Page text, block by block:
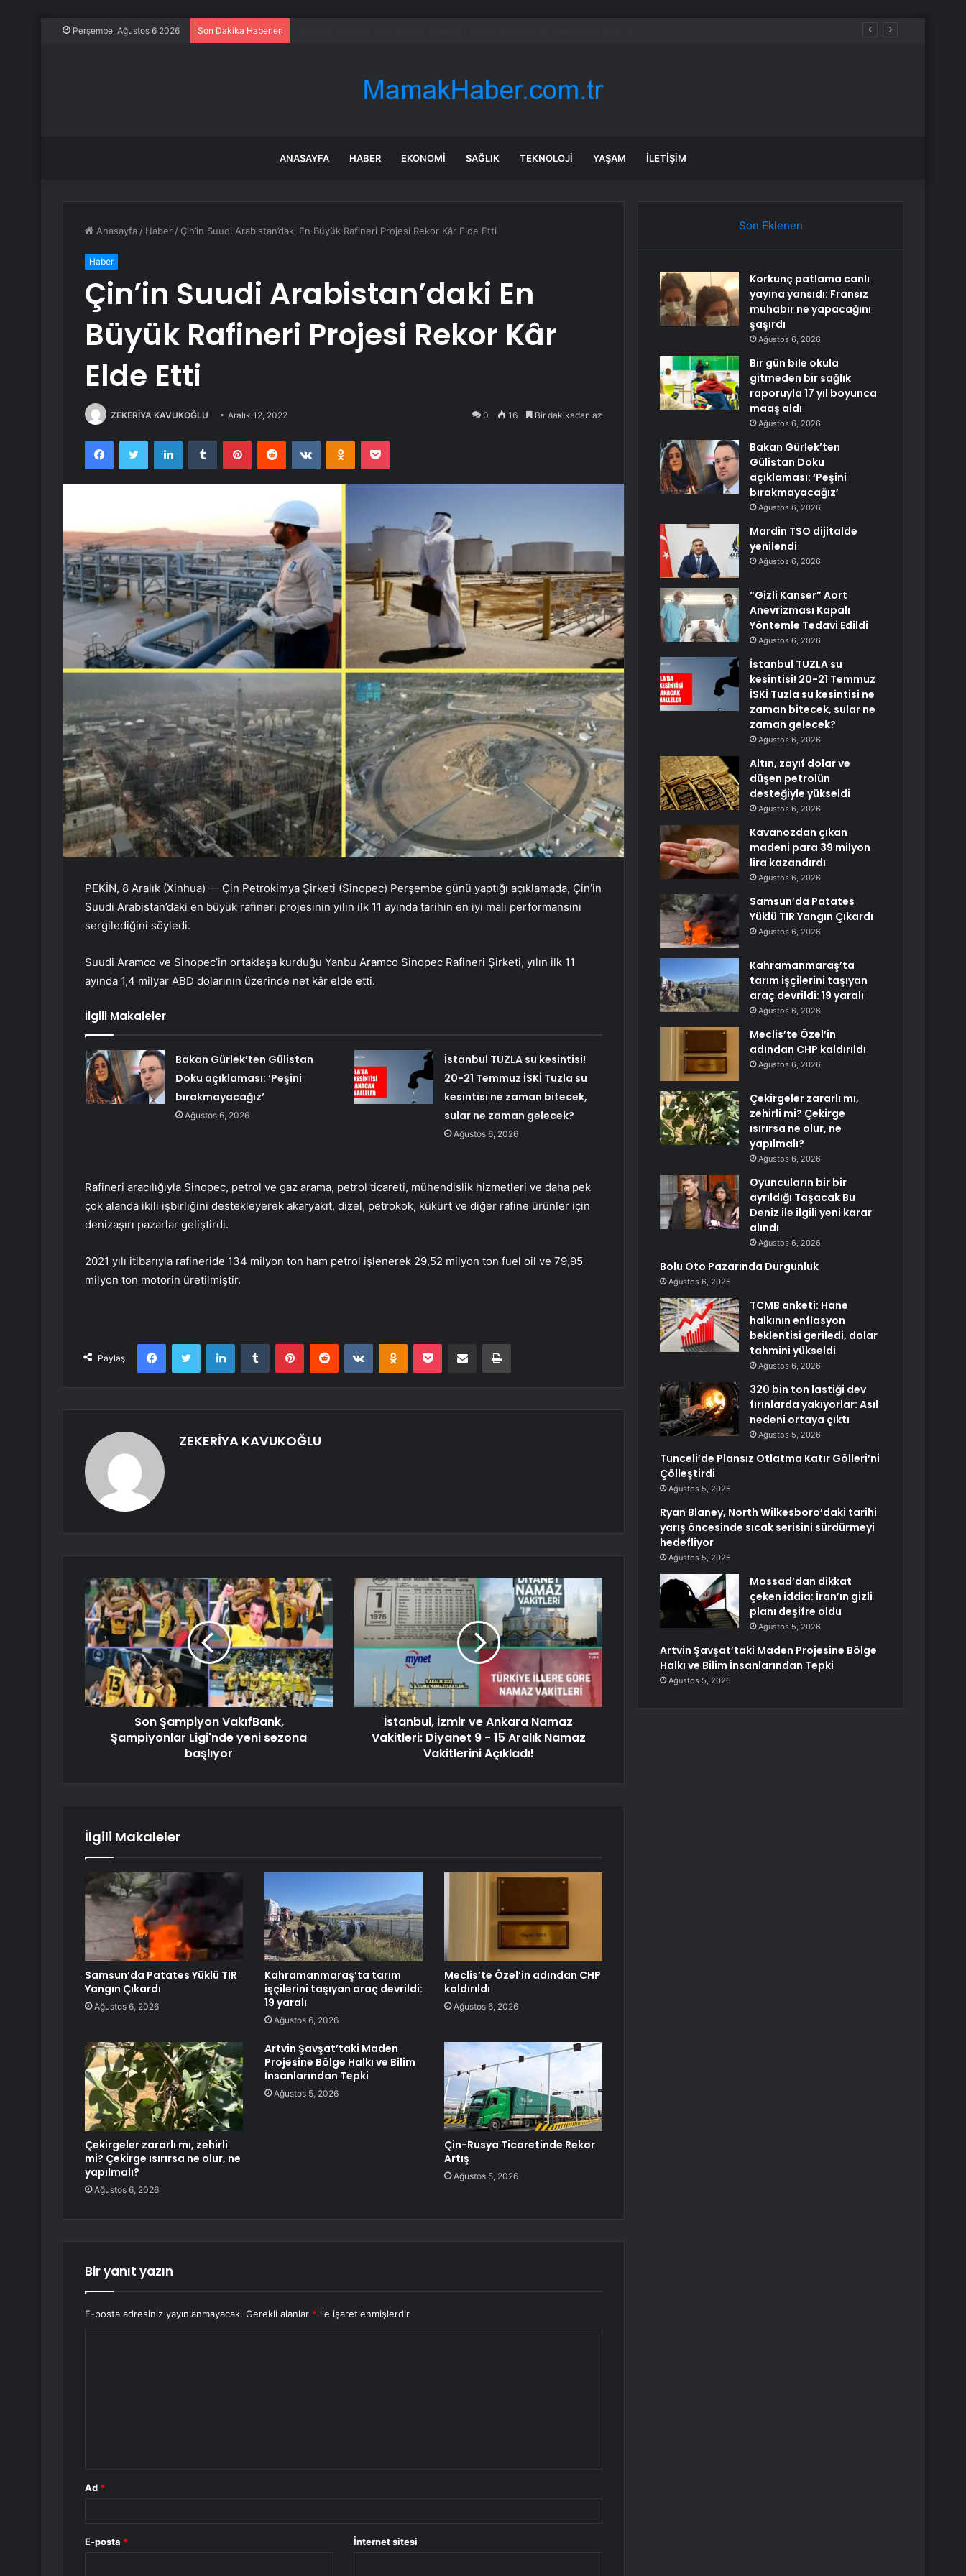
Perşembe, Ağustos 6 2026 Son Dakika Haberleri
ANASAYFA HABER EKONOMI SAĞLIK TEKNOLOJI YAŞAM İLETIŞIM
Anasayfa / Haber / Çin’in Suudi Arabistan’daki En Büyük Rafineri Projesi Rekor Kâr Elde Etti
Haber
Çin’in Suudi Arabistan’daki En
Büyük Rafineri Projesi Rekor Kâr
Elde Etti
ZEKERİYA KAVUKOĞLU Aralık 12, 2022 0 16 Bir dakikadan az
FacebookTwitter LinkedInTumblr PinterestReddit VKontakteOdnoklassniki
Pocket
PEKİN, 8 Aralık (Xinhua) — Çin Petrokimya Şirketi (Sinopec) Perşembe günü yaptığı açıklamada, Çin’in
Suudi Arabistan’daki en büyük rafineri projesinin yılın ilk 11 ayında tarihin en iyi mali performansını
sergilediğini söyledi.
Suudi Aramco ve Sinopec’in ortaklaşa kurduğu Yanbu Aramco Sinopec Rafineri Şirketi, yılın ilk 11
ayında 1,4 milyar ABD dolarının üzerinde net kâr elde etti.
İlgili Makaleler
Bakan Gürlek’ten Gülistan
Doku açıklaması: ‘Peşini
bırakmayacağız’
Ağustos 6, 2026
İstanbul TUZLA su kesintisi!
20-21 Temmuz İSKİ Tuzla su
kesintisi ne zaman bitecek,
sular ne zaman gelecek?
Ağustos 6, 2026
Rafineri aracılığıyla Sinopec, petrol ve gaz arama, petrol ticareti, mühendislik hizmetleri ve daha pek
çok alanda ikili işbirliğini destekleyerek akaryakıt, dizel, petrokok, kükürt ve diğer rafine ürünler için
denizaşırı pazarlar geliştirdi.
2021 yılı itibarıyla rafineride 134 milyon ton ham petrol işlenerek 29,52 milyon ton fuel oil ve 79,95
milyon ton motorin üretilmiştir.
Paylaş
FacebookTwitter LinkedInTumblr PinterestReddit VKontakteOdnoklassniki
Pocket E-Posta ile paylaş Yazdır
ZEKERİYA KAVUKOĞLU
Son Şampiyon VakıfBank,
Şampiyonlar Ligi'nde yeni sezona
başlıyor
İstanbul, İzmir ve Ankara Namaz
Vakitleri: Diyanet 9 - 15 Aralık Namaz
Vakitlerini Açıkladı!
İlgili Makaleler
Samsun’da Patates Yüklü TIR
Yangın Çıkardı
Ağustos 6, 2026
Kahramanmaraş’ta tarım
işçilerini taşıyan araç devrildi:
19 yaralı
Ağustos 6, 2026
Meclis’te Özel’in adından CHP
kaldırıldı
Ağustos 6, 2026
Çekirgeler zararlı mı, zehirli
mi? Çekirge ısırırsa ne olur, ne
yapılmalı?
Ağustos 6, 2026
Artvin Şavşat’taki Maden
Projesine Bölge Halkı ve Bilim
İnsanlarından Tepki
Ağustos 5, 2026
Çin-Rusya Ticaretinde Rekor
Artış
Ağustos 5, 2026
Bir yanıt yazın
E-posta adresiniz yayınlanmayacak. Gerekli alanlar * ile işaretlenmişlerdir
Ad *
E-posta * İnternet sitesi
Son Eklenen
Korkunç patlama canlı
yayına yansıdı: Fransız
muhabir ne yapacağını
şaşırdı
Ağustos 6, 2026
Bir gün bile okula
gitmeden bir sağlık
raporuyla 17 yıl boyunca
maaş aldı
Ağustos 6, 2026
Bakan Gürlek’ten
Gülistan Doku
açıklaması: ‘Peşini
bırakmayacağız’
Ağustos 6, 2026
Mardin TSO dijitalde
yenilendi
Ağustos 6, 2026
“Gizli Kanser” Aort
Anevrizması Kapalı
Yöntemle Tedavi Edildi
Ağustos 6, 2026
İstanbul TUZLA su
kesintisi! 20-21 Temmuz
İSKİ Tuzla su kesintisi ne
zaman bitecek, sular ne
zaman gelecek?
Ağustos 6, 2026
Altın, zayıf dolar ve
düşen petrolün
desteğiyle yükseldi
Ağustos 6, 2026
Kavanozdan çıkan
madeni para 39 milyon
lira kazandırdı
Ağustos 6, 2026
Samsun’da Patates
Yüklü TIR Yangın Çıkardı
Ağustos 6, 2026
Kahramanmaraş’ta
tarım işçilerini taşıyan
araç devrildi: 19 yaralı
Ağustos 6, 2026
Meclis’te Özel’in
adından CHP kaldırıldı
Ağustos 6, 2026
Çekirgeler zararlı mı,
zehirli mi? Çekirge
ısırırsa ne olur, ne
yapılmalı?
Ağustos 6, 2026
Oyuncuların bir bir
ayrıldığı Taşacak Bu
Deniz ile ilgili yeni karar
alındı
Ağustos 6, 2026
Bolu Oto Pazarında Durgunluk
Ağustos 6, 2026
TCMB anketi: Hane
halkının enflasyon
beklentisi geriledi, dolar
tahmini yükseldi
Ağustos 6, 2026
320 bin ton lastiği dev
fırınlarda yakıyorlar: Asıl
nedeni ortaya çıktı
Ağustos 5, 2026
Tunceli’de Plansız Otlatma Katır Gölleri’ni
Çölleştirdi
Ağustos 5, 2026
Ryan Blaney, North Wilkesboro’daki tarihi
yarış öncesinde sıcak serisini sürdürmeyi
hedefliyor
Ağustos 5, 2026
Mossad’dan dikkat
çeken iddia: İran’ın gizli
planı deşifre oldu
Ağustos 5, 2026
Artvin Şavşat’taki Maden Projesine Bölge
Halkı ve Bilim İnsanlarından Tepki
Ağustos 5, 2026